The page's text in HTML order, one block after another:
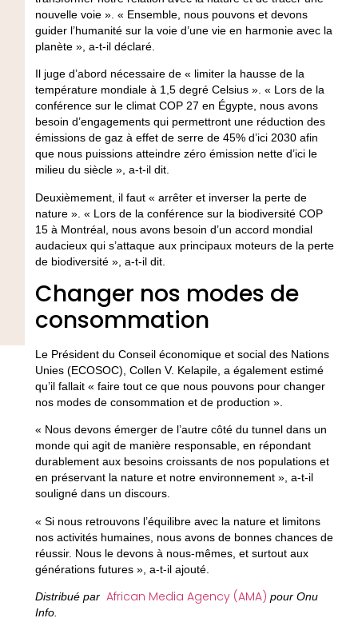
nouvelle voie ». « Ensemble, nous pouvons et devons
guider l’humanité sur la voie d’une vie en harmonie avec la
planète », a-t-il déclaré.
Il juge d’abord nécessaire de « limiter la hausse de la
température mondiale à 1,5 degré Celsius ». « Lors de la
conférence sur le climat COP 27 en Égypte, nous avons
besoin d’engagements qui permettront une réduction des
émissions de gaz à effet de serre de 45% d’ici 2030 afin
que nous puissions atteindre zéro émission nette d’ici le
milieu du siècle », a-t-il dit.
Deuxièmement, il faut « arrêter et inverser la perte de
nature ». « Lors de la conférence sur la biodiversité COP
15 à Montréal, nous avons besoin d’un accord mondial
audacieux qui s’attaque aux principaux moteurs de la perte
de biodiversité », a-t-il dit.
Changer nos modes de
consommation
Le Président du Conseil économique et social des Nations
Unies (ECOSOC), Collen V. Kelapile, a également estimé
qu’il fallait « faire tout ce que nous pouvons pour changer
nos modes de consommation et de production ».
« Nous devons émerger de l’autre côté du tunnel dans un
monde qui agit de manière responsable, en répondant
durablement aux besoins croissants de nos populations et
en préservant la nature et notre environnement », a-t-il
souligné dans un discours.
« Si nous retrouvons l’équilibre avec la nature et limitons
nos activités humaines, nous avons de bonnes chances de
réussir. Nous le devons à nous-mêmes, et surtout aux
générations futures », a-t-il ajouté.
Distribué par African Media Agency (AMA) pour Onu
Info.